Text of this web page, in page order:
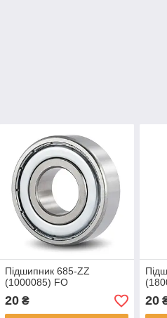
Підшипник 685-ZZ
(1000085) FO
20₴ 20